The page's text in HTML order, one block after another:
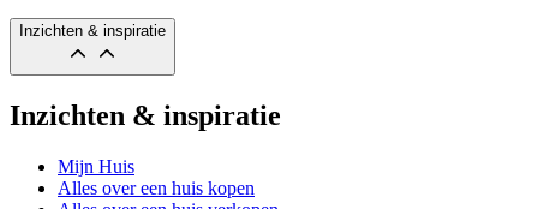
Inzichten & inspiratie
Inzichten & inspiratie
Mijn Huis
Alles over een huis kopen